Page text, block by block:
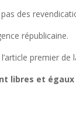
des
républicaine.
premier
libres et